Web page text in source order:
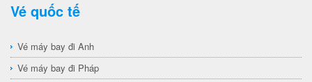
Vé quốc tế
Vé máy bay đi Anh
Vé máy bay đi Pháp